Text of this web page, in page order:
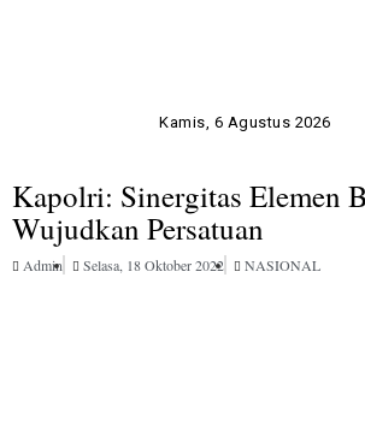
Kamis, 6 Agustus 2026
Kapolri: Sinergitas Elemen
Wujudkan Persatuan
Admin Selasa, 18 Oktober 2022 NASIONAL